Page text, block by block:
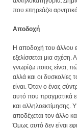
που επηρεάζει
Αποδοχή
Η αποδοχή του άλλου
εξελίσσεται μια σχέση.
γνωρίζω ποιος είναι,
αλλά και οι δυσκολίες
είναι. Όταν ο ένας
αυτό που πραγματικά
και αλληλοεκτίμησης.
αποδέχεται τον άλλο
Όμως αυτό δεν είναι